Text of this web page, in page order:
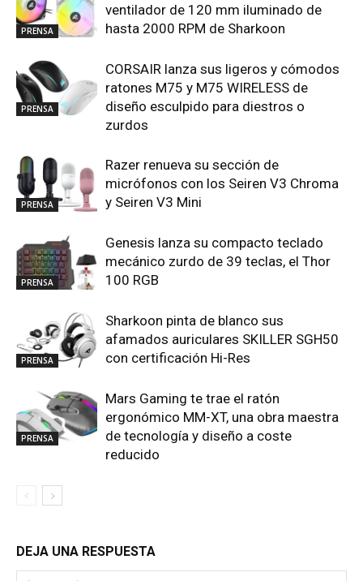
PRENSA
ventilador de 120 mm iluminado de
hasta 2000 RPM de Sharkoon
PRENSA
CORSAIR lanza sus ligeros y cómodos
ratones M75 y M75 WIRELESS de
diseño esculpido para diestros o
zurdos
PRENSA
Razer renueva su sección de
micrófonos con los Seiren V3 Chroma
y Seiren V3 Mini
PRENSA
Genesis lanza su compacto teclado
mecánico zurdo de 39 teclas, el Thor
100 RGB
PRENSA
Sharkoon pinta de blanco sus
afamados auriculares SKILLER SGH50
con certificación Hi-Res
PRENSA
Mars Gaming te trae el ratón
ergonómico MM-XT, una obra maestra
de tecnología y diseño a coste
reducido
DEJA UNA RESPUESTA